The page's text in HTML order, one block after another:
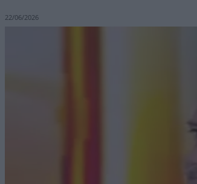
22/06/2026